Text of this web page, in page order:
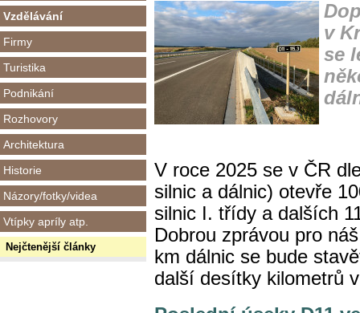
Vzdělávání
Firmy
Turistika
Podnikání
Rozhovory
Architektura
Historie
Názory/fotky/videa
Vtípky apríly atp.
Nejčtenější články
v
se
V roce 2025 se v ČR
silnic a dálnic) otevře
silnic I. třídy a dalších
Dobrou zprávou pro
km dálnic se bude
další desítky kilometrů